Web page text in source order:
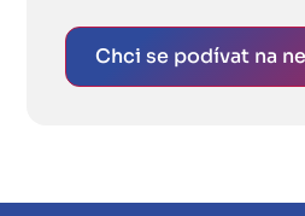
Chci se podívat na